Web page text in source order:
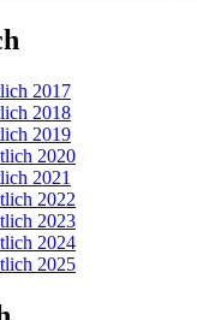
2017
2018
2019
2020
2021
2022
2023
2024
2025